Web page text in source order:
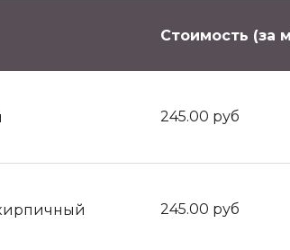
Стоимость (за
245.00 руб
245.00 руб